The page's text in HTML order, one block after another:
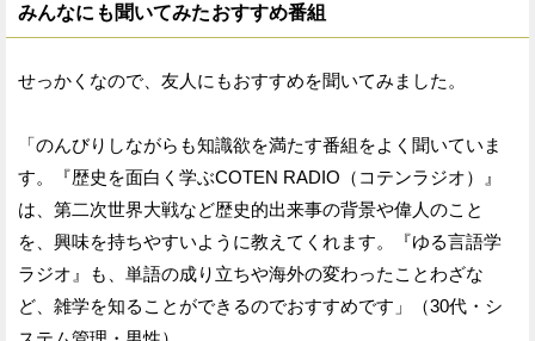
みんなにも聞いてみたおすすめ番組
せっかくなので、友人にもおすすめを聞いてみました。
「のんびりしながらも知識欲を満たす番組をよく聞いていま
す。『歴史を面白く学ぶCOTEN RADIO（コテンラジオ）』
は、第二次世界大戦など歴史的出来事の背景や偉人のこと
を、興味を持ちやすいように教えてくれます。『ゆる言語学
ラジオ』も、単語の成り立ちや海外の変わったことわざな
ど、雑学を知ることができるのでおすすめです」（30代・シ